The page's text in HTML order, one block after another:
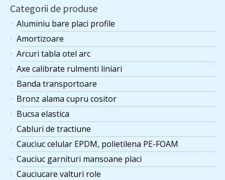
Categorii de produse
Aluminiu bare placi profile
Amortizoare
Arcuri tabla otel arc
Axe calibrate rulmenti liniari
Banda transportoare
Bronz alama cupru cositor
Bucsa elastica
Cabluri de tractiune
Cauciuc celular EPDM, polietilena PE-FOAM
Cauciuc garnituri mansoane placi
Cauciucare valturi role